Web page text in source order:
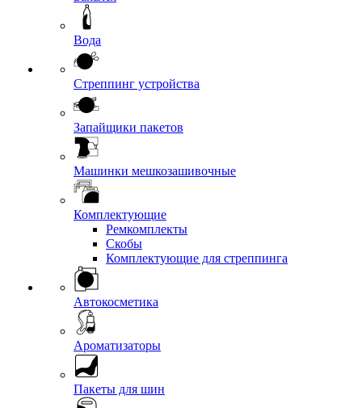
Вода
Стреппинг устройства
Запайщики пакетов
Машинки мешкозашивочные
Комплектующие
Ремкомплекты
Скобы
Комплектующие для стреппинга
Автокосметика
Ароматизаторы
Пакеты для шин